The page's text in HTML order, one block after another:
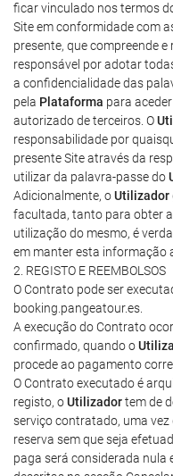
ficar vinculado nos termos
Site em conformidade com
presente, que compreende e
responsável por adotar
a confidencialidade das
pela Plataforma para
autorizado de terceiros. O
responsabilidade por
presente Site através da
utilizar da palavra-passe do
Adicionalmente, oUtilizador
facultada, tanto para obter
utilização do mesmo, é
em manter esta informação
2. REGISTO E REEMBOLSOS
O Contrato pode ser
booking.pangeatour.es.
A execução do Contrato
confirmado, quando o
procede ao pagamento
O Contrato executado é
registo, oUtilizadortem de
serviço contratado, uma
reserva sem que seja
paga será considerada nula